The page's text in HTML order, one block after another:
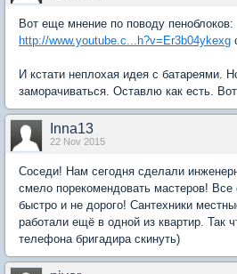
Вот еще мнение по поводу пеноблоков:
http://www.youtube.c...h?v=Er3b04ykexg
И кстати неплохая идея с батареями.
заморачиваться. Оставлю как есть.
Inna13
22 Nov 2015
Соседи! Нам сегодня сделали
смело порекомендовать мастеров! Все
быстро и не дорого! Сантехники
работали ещё в одной из квартир. Так
телефона бригадира скинуть)